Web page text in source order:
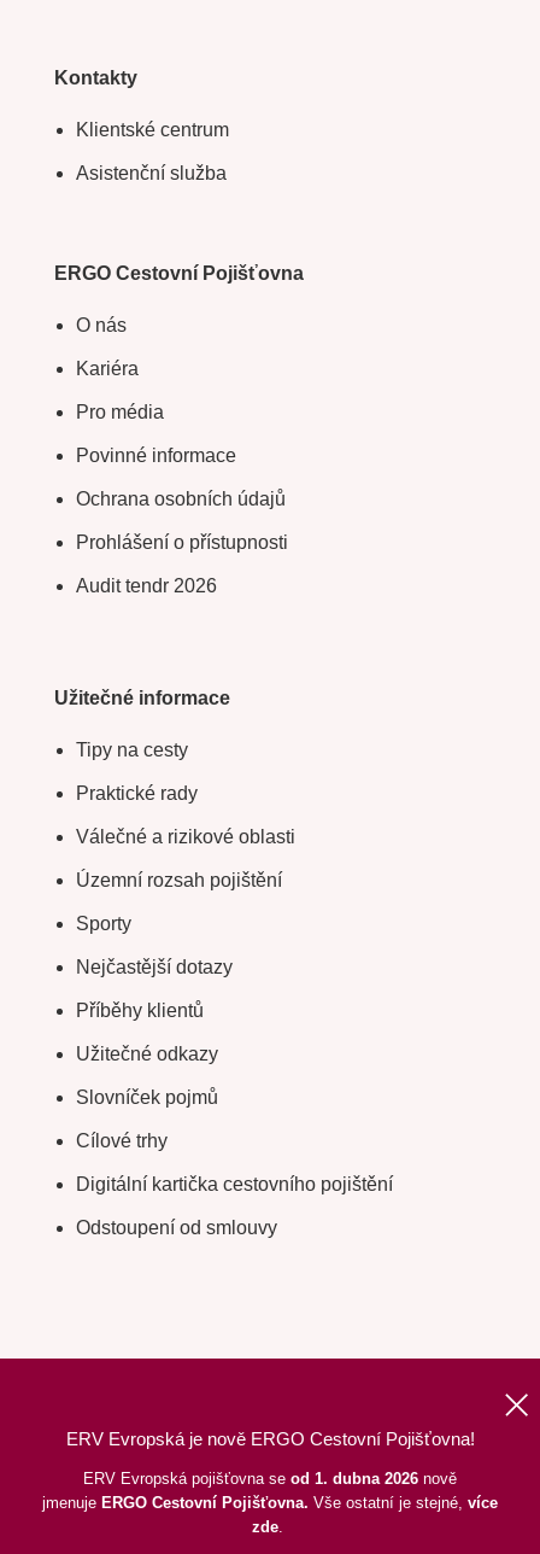
ERV Evropská je nově ERGO Cestovní Pojišťovna!
ERV Evropská pojišťovna se od 1. dubna 2026 nově
jmenuje ERGO Cestovní Pojišťovna. Vše ostatní je stejné, více
zde.
Kontakty
Klientské centrum
Asistenční služba
ERGO Cestovní Pojišťovna
O nás
Kariéra
Pro média
Povinné informace
Ochrana osobních údajů
Prohlášení o přístupnosti
Audit tendr 2026
Užitečné informace
Tipy na cesty
Praktické rady
Válečné a rizikové oblasti
Územní rozsah pojištění
Sporty
Nejčastější dotazy
Příběhy klientů
Užitečné odkazy
Slovníček pojmů
Cílové trhy
Digitální kartička cestovního pojištění
Odstoupení od smlouvy
©2026 ERGO Cestovní Pojišťovna, a. s., pod dohledem ČNB